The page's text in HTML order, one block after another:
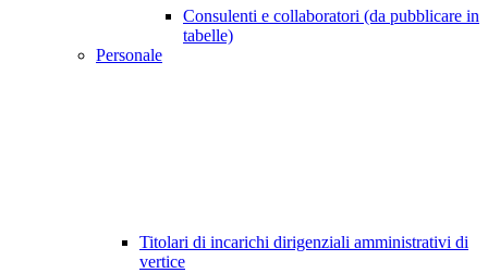
Consulenti e collaboratori (da pubblicare in
tabelle)
Personale
Titolari di incarichi dirigenziali amministrativi di
vertice